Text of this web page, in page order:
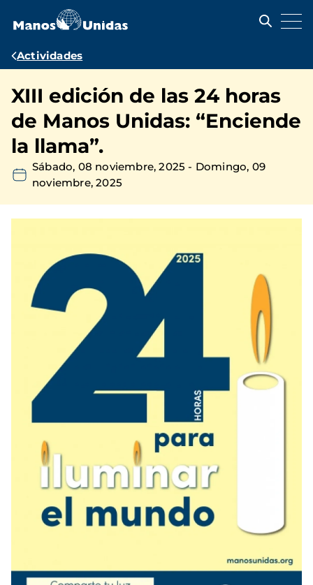
contenido
Ruta
navegación
Actividades
XIII edición de las 24 horas
de Manos Unidas: “Enciende
la llama”.
Sábado, 08 noviembre, 2025 - Domingo, 09
noviembre, 2025